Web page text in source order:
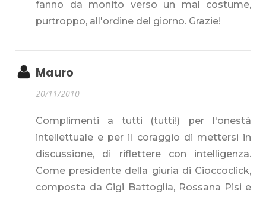
fanno da monito verso un mal costume,
purtroppo, all'ordine del giorno. Grazie!
Mauro
20/11/2010
Complimenti a tutti (tutti!) per l'onestà
intellettuale e per il coraggio di mettersi in
discussione, di riflettere con intelligenza.
Come presidente della giuria di Cioccoclick,
composta da Gigi Battoglia, Rossana Pisi e